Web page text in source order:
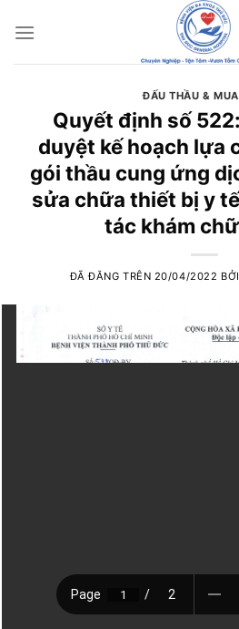
đến
ĐẤU THẦU &
Quyết định số
duyệt kế hoạch lựa
gói thầu cung ứng
sửa chữa thiết bị y
tác khám
ĐÃ ĐĂNG TRÊN 20/04/2022